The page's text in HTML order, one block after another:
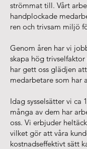
strömmat till. Vårt
handplockade
ren och trivsam miljö
Genom åren har vi
skapa hög
har gett oss glädjen
medarbetare som har
Idag sysselsätter vi ca
många av dem har
oss. Vi erbjuder
vilket gör att våra
kostnadseffektivt sätt